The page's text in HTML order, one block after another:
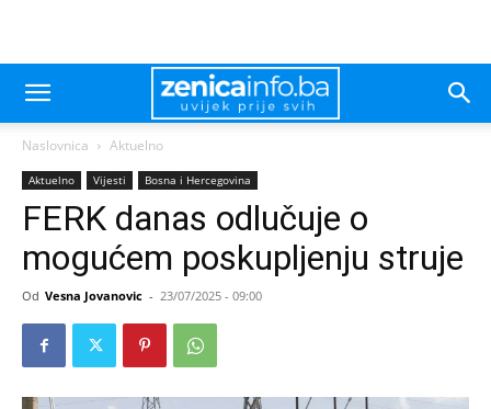
Naslovnica Aktuelno
Aktuelno Vijesti Bosna i Hercegovina
FERK danas odlučuje o
mogućem poskupljenju struje
Od Vesna Jovanovic - 23/07/2025 - 09:00